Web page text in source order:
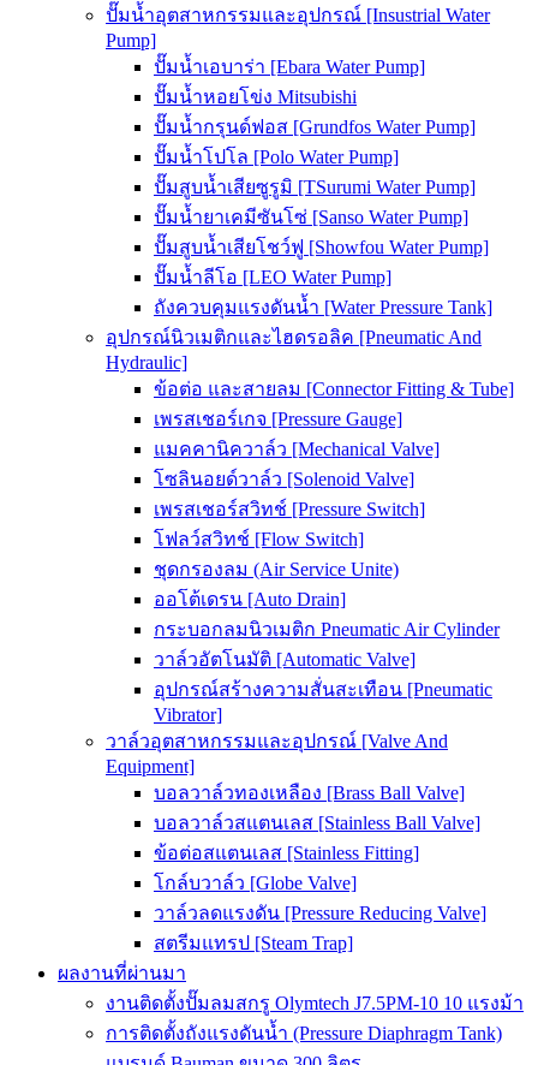
ปั๊มน้ำอุตสาหกรรมและอุปกรณ์ [Insustrial Water
Pump]
ปั๊มน้ำเอบาร่า [Ebara Water Pump]
ปั๊มน้ำหอยโข่ง Mitsubishi
ปั๊มน้ำกรุนด์ฟอส [Grundfos Water Pump]
ปั๊มน้ำโปโล [Polo Water Pump]
ปั๊มสูบน้ำเสียซูรูมิ [TSurumi Water Pump]
ปั๊มน้ำยาเคมีซันโซ่ [Sanso Water Pump]
ปั๊มสูบน้ำเสียโชว์ฟู [Showfou Water Pump]
ปั๊มน้ำลีโอ [LEO Water Pump]
ถังควบคุมแรงดันน้ำ [Water Pressure Tank]
อุปกรณ์นิวเมติกและไฮดรอลิค [Pneumatic And
Hydraulic]
ข้อต่อ และสายลม [Connector Fitting & Tube]
เพรสเชอร์เกจ [Pressure Gauge]
แมคคานิควาล์ว [Mechanical Valve]
โซลินอยด์วาล์ว [Solenoid Valve]
เพรสเชอร์สวิทช์ [Pressure Switch]
โฟลว์สวิทช์ [Flow Switch]
ชุดกรองลม (Air Service Unite)
ออโต้เดรน [Auto Drain]
กระบอกลมนิวเมติก Pneumatic Air Cylinder
วาล์วอัตโนมัติ [Automatic Valve]
อุปกรณ์สร้างความสั่นสะเทือน [Pneumatic
Vibrator]
วาล์วอุตสาหกรรมและอุปกรณ์ [Valve And
Equipment]
บอลวาล์วทองเหลือง [Brass Ball Valve]
บอลวาล์วสแตนเลส [Stainless Ball Valve]
ข้อต่อสแตนเลส [Stainless Fitting]
โกล์บวาล์ว [Globe Valve]
วาล์วลดแรงดัน [Pressure Reducing Valve]
สตรีมแทรป [Steam Trap]
ผลงานที่ผ่านมา
งานติดตั้งปั๊มลมสกรู Olymtech J7.5PM-10 10 แรงม้า
การติดตั้งถังแรงดันน้ำ (Pressure Diaphragm Tank)